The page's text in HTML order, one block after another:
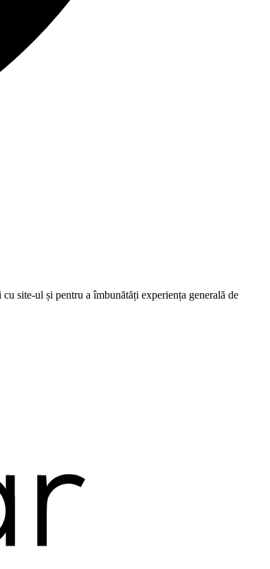
site-ul și pentru a îmbunătăți experiența generală de